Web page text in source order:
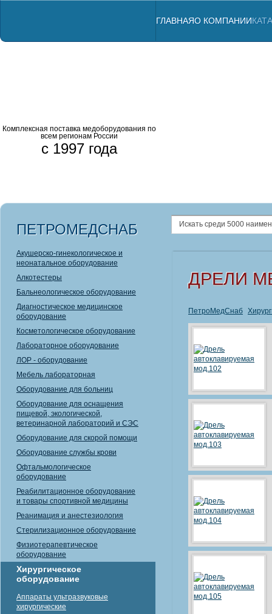
Комплексная поставка медоборудования по
всем регионам России
с 1997 года
ГЛАВНАЯО КОМПАНИИ
ПЕТРОМЕДСНАБ
Акушерско-гинекологическое и
неонатальное оборудование
Алкотестеры
Бальнеологическое оборудование
Диагностическое медицинское
оборудование
Косметологическое оборудование
Лабораторное оборудование
ЛОР - оборудование
Мебель лабораторная
Оборудование для больниц
Оборудование для оснащения
пищевой, экологической,
ветеринарной лабораторий и СЭС
Оборудование для скорой помощи
Оборудование службы крови
Офтальмологическое
оборудование
Реабилитационное оборудование
и товары спортивной медицины
Реанимация и анестезиология
Стерилизационное оборудование
Физиотерапевтическое
оборудование
Хирургическое
оборудование
Аппараты ультразвуковые
хирургические
ДРЕЛИ
ПетроМедСнаб